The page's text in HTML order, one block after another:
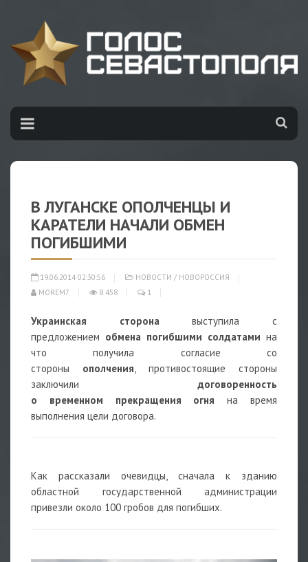
В ЛУГАНСКЕ ОПОЛЧЕНЦЫ И
КАРАТЕЛИ НАЧАЛИ ОБМЕН
ПОГИБШИМИ
19.06.2014 02:30:56 НОВОСТИ / НОВОРОССИЯ
MOREM7
8 458 1
Украинская сторонавыступила с
предложением обмена погибшими солдатами на
что получила согласие со
стороны ополчения, противостоящие стороны
заключили договоренность
о временном прекращения огня на время
выполнения цели договора.
Как рассказали очевидцы, сначала к зданию
областной государственной администрации
привезли около 100 гробов для погибших.